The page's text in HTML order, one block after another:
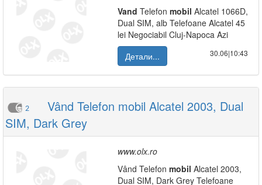
Vand Telefon mobil Alcatel 1066D,
Dual SIM, alb Telefoane Alcatel 45
lei Negociabil Cluj-Napoca Azi
Детали...
30.06|10:43
2
Vând Telefon mobil Alcatel 2003, Dual
SIM, Dark Grey
www.olx.ro
Vând Telefon mobil Alcatel 2003,
Dual SIM, Dark Grey Telefoane